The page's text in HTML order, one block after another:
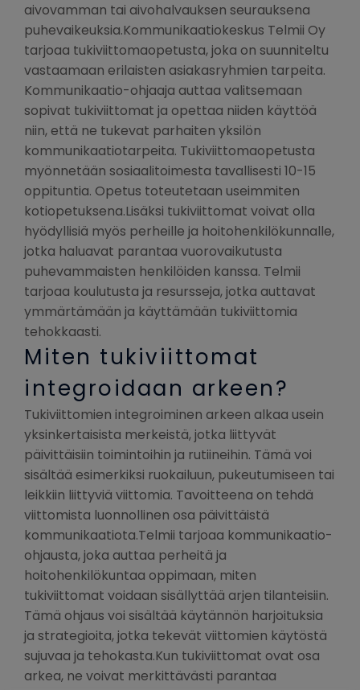
aivovamman tai aivohalvauksen seurauksena
puhevaikeuksia.Kommunikaatiokeskus Telmii Oy
tarjoaa tukiviittomaopetusta, joka on suunniteltu
vastaamaan erilaisten asiakasryhmien tarpeita.
Kommunikaatio-ohjaaja auttaa valitsemaan
sopivat tukiviittomat ja opettaa niiden käyttöä
niin, että ne tukevat parhaiten yksilön
kommunikaatiotarpeita. Tukiviittomaopetusta
myönnetään sosiaalitoimesta tavallisesti 10-15
oppituntia. Opetus toteutetaan useimmiten
kotiopetuksena.Lisäksi tukiviittomat voivat olla
hyödyllisiä myös perheille ja hoitohenkilökunnalle,
jotka haluavat parantaa vuorovaikutusta
puhevammaisten henkilöiden kanssa. Telmii
tarjoaa koulutusta ja resursseja, jotka auttavat
ymmärtämään ja käyttämään tukiviittomia
tehokkaasti.
Miten tukiviittomat
integroidaan arkeen?
Tukiviittomien integroiminen arkeen alkaa usein
yksinkertaisista merkeistä, jotka liittyvät
päivittäisiin toimintoihin ja rutiineihin. Tämä voi
sisältää esimerkiksi ruokailuun, pukeutumiseen tai
leikkiin liittyviä viittomia. Tavoitteena on tehdä
viittomista luonnollinen osa päivittäistä
kommunikaatiota.Telmii tarjoaa kommunikaatio-
ohjausta, joka auttaa perheitä ja
hoitohenkilökuntaa oppimaan, miten
tukiviittomat voidaan sisällyttää arjen tilanteisiin.
Tämä ohjaus voi sisältää käytännön harjoituksia
ja strategioita, jotka tekevät viittomien käytöstä
sujuvaa ja tehokasta.Kun tukiviittomat ovat osa
arkea, ne voivat merkittävästi parantaa